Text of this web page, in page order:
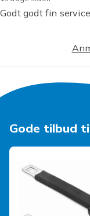
Godt godt fin service
Gode tilbud